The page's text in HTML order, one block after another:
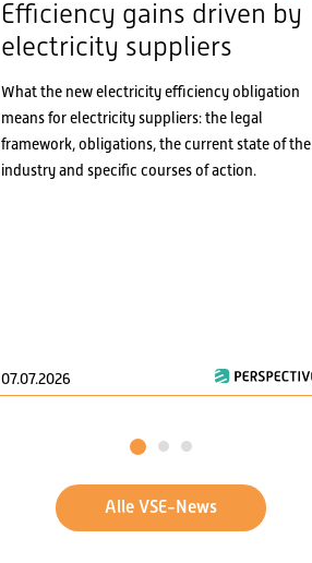
Efficiency gains driven by
electricity suppliers
What the new electricity efficiency obligation
means for electricity suppliers: the legal
framework, obligations, the current state of the
industry and specific courses of action.
07.07.2026
1 2 3
Alle VSE-News